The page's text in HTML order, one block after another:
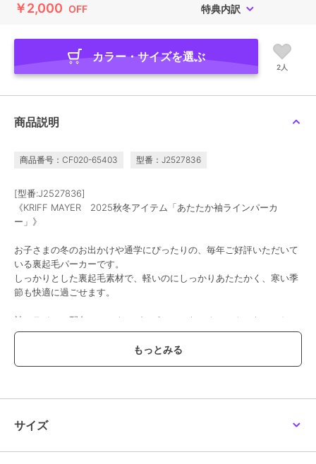
￥2,000 OFF 特典内訳
カラー・サイズを選ぶ
2人
商品説明
商品番号：CF020-65403 型番：J2527836
[型番:J2527836]
《KRIFF MAYER 2025秋冬アイテム「あたたか袖ラインパーカ
ー」》
お子さまの冬のお出かけや通学にぴったりの、毎年ご好評いただいて
いる裏起毛パーカーです。
しっかりとした裏起毛素材で、軽いのにしっかりあたたかく、寒い季
節も快適に過ごせます。
袖のラインと配色ファスナーがスポーティなアクセントになってお
り、見た目もおしゃれ。
動きやすさとあたたかさを両立したデザインで、元気に遊ぶお子さま
にも安心です。
小学校低学年～高学年の、キッズ～ジュニアサイズに加え、
メンズSサイズ以下だけどキッズの160cmでもない。。。
サイズ